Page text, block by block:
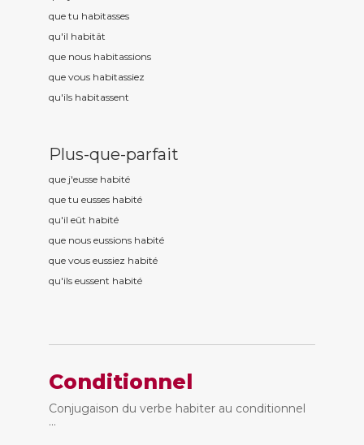
que tu habitasses
qu'il habitât
que nous habitassions
que vous habitassiez
qu'ils habitassent
Plus-que-parfait
que j'eusse habité
que tu eusses habité
qu'il eût habité
que nous eussions habité
que vous eussiez habité
qu'ils eussent habité
Conditionnel
Conjugaison du verbe habiter au conditionnel
...